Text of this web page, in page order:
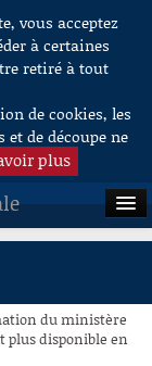
vous acceptez
à certaines
retiré à tout
de cookies, les
de découpe ne
plus
du ministère
plus disponible en